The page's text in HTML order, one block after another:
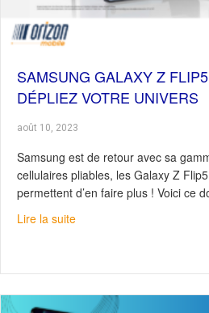
SAMSUNG GALAXY Z
DÉPLIEZ VOTRE UNIVERS
août 10, 2023
Samsung est de retour avec sa
cellulaires pliables, les Galaxy Z
permettent d’en faire plus ! Voici ce
Lire la suiteabout Samsung Galaxy